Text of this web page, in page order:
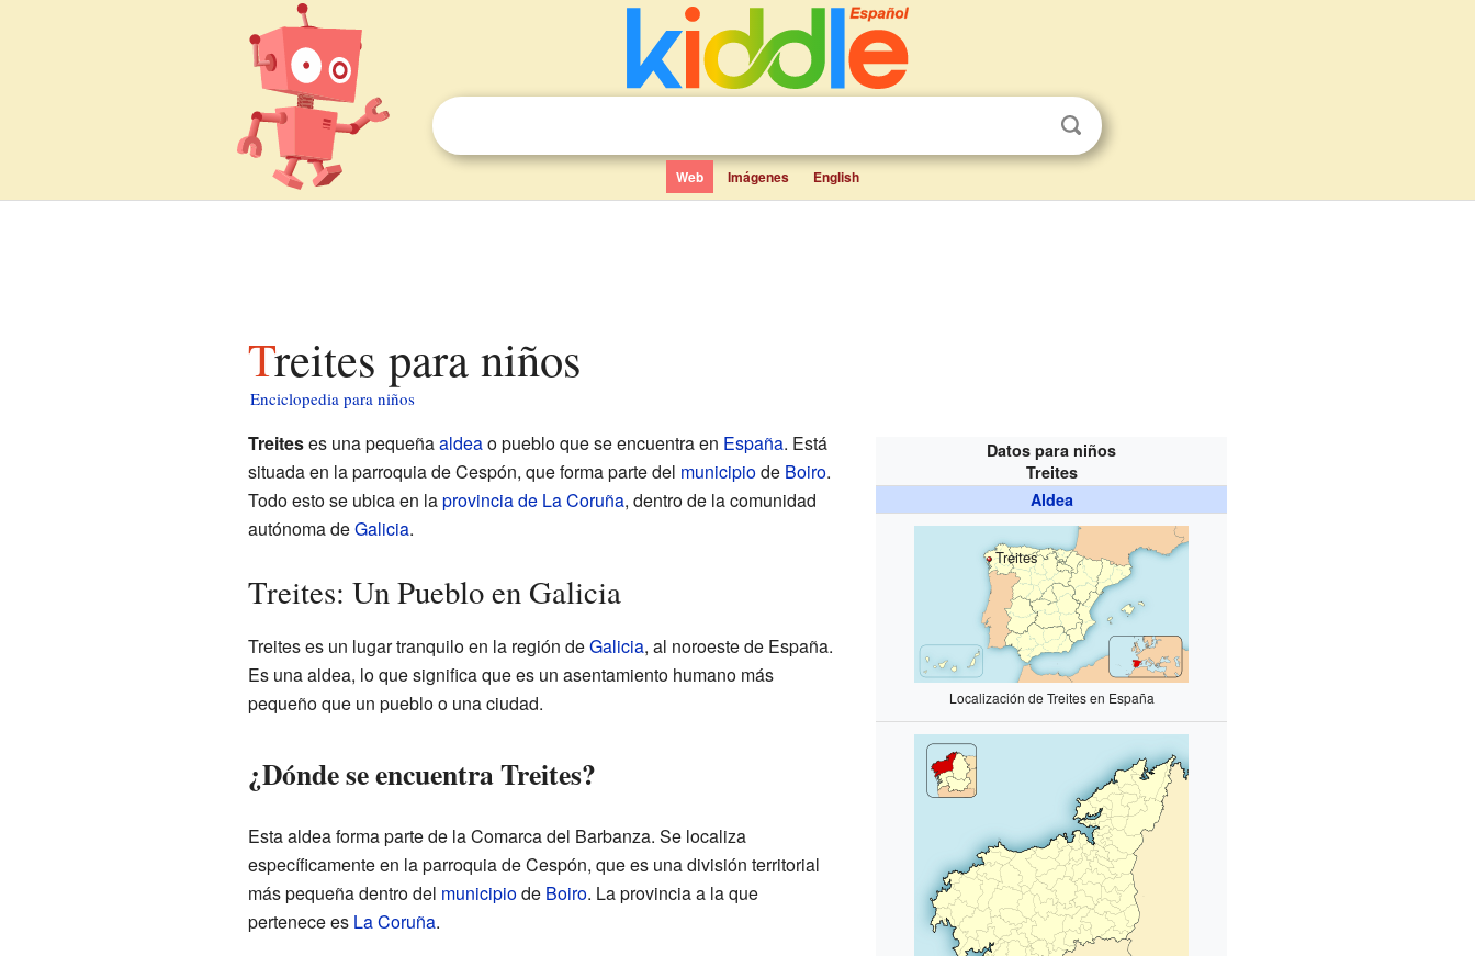
Web Imágenes English
Treites para niños
Enciclopedia para niños
Datos para niños
Treites
Aldea
Treites
Localización de Treites en España
Treiteses una pequeñaaldeao pueblo que se encuentra en España. Está
situada en la parroquia de Cespón, que forma parte del municipiode Boiro.
Todo esto se ubica en laprovincia de La Coruña, dentro de la comunidad
autónoma deGalicia.
Treites: Un Pueblo en Galicia
Treites es un lugar tranquilo en la región deGalicia, al noroeste de España.
Es una aldea, lo que significa que es un asentamiento humano más
pequeño que un pueblo o una ciudad.
¿Dónde se encuentra Treites?
Esta aldea forma parte de la Comarca del Barbanza. Se localiza
específicamente en la parroquia de Cespón, que es una división territorial
más pequeña dentro del municipiode Boiro. La provincia a la que
pertenece es La Coruña.